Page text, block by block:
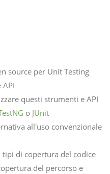
source per Unit Testing
questi strumenti e API
o JUnit
all'uso convenzionale
di copertura del codice
del percorso e